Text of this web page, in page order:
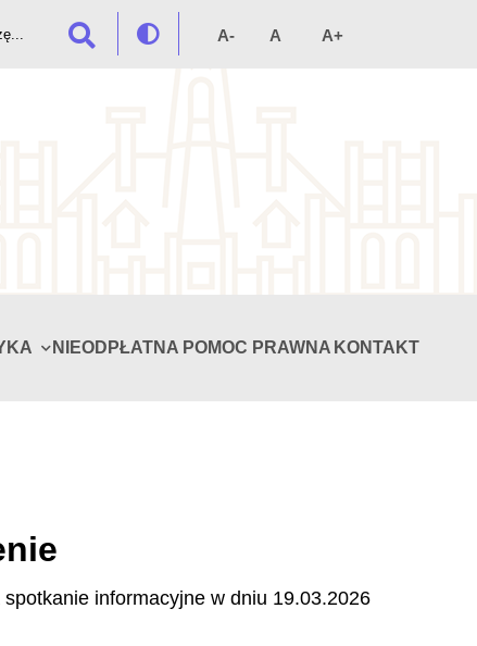
NIEODPŁATNA POMOC PRAWNA KONTAKT
informacyjne w dniu 19.03.2026